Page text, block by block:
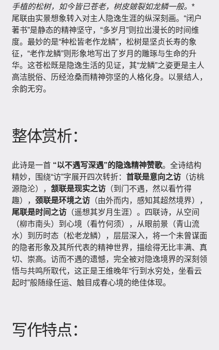
手植的松树，如今皆已苍老，树皮皴裂如龙鳞一般。 *
尾联由实景想象转入对主人隐逸生涯的纵深刻画。“闭户
著书”是静态的精神坚守，“多岁月”则拉出漫长的时间维
度。最妙的是“种松皆老作龙鳞”，松树是坚贞长寿的象
征，“老作龙鳞”则形象地写出了岁月的雕琢与生命的升
华。这苍松既是隐逸生活的见证，其“龙鳞”之姿更是主人
高洁脱俗、历经沧桑而精神弥坚的人格化身。以景结人，
余韵无穷。
整体赏析：
此诗是一首 “以不遇写深遇”的隐逸精神赞歌。全诗结构
精妙，围绕“访”字展开四次转折： 首联是意向之访 （访桃
源隐沦）， 颔联是现实之访 （到门不遇，然以看竹得
趣）， 颈联是环境之访 （由外而内，感知其超然境界），
尾联是时间之访 （遥想其岁月生涯）。四联诗，从空间
（柳市南头）到心境（看竹何须），从眼前景（青山流
水）到历时态（松老龙鳞），层层深入，将一个未曾谋面
的隐者形象及其所代表的精神世界，描绘得无比丰满、真
切、崇高。访而不遇的遗憾，完全被对隐逸境界的深刻领
悟与共鸣所取代，这正是王维晚年“行到水穷处，坐看云
起时”般随缘任运、触目成春心境的绝佳体现。
写作特点：